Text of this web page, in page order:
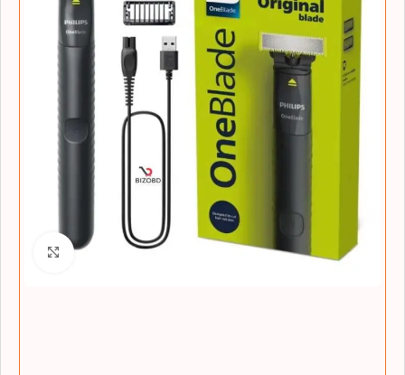
Click to enlarge